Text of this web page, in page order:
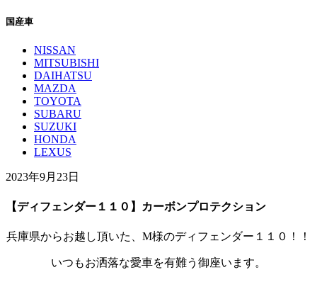
国産車
NISSAN
MITSUBISHI
DAIHATSU
MAZDA
TOYOTA
SUBARU
SUZUKI
HONDA
LEXUS
2023年9月23日
【ディフェンダー１１０】カーボンプロテクション
兵庫県からお越し頂いた、M様のディフェンダー１１０！！
いつもお洒落な愛車を有難う御座います。